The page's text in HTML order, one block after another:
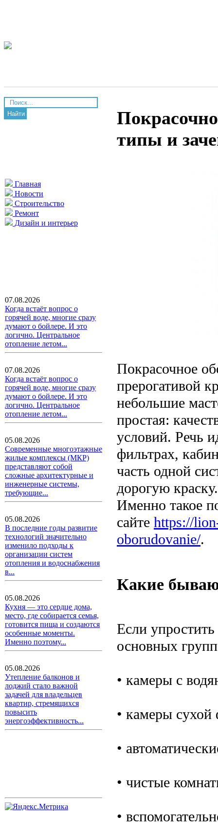
Найти
Главная
Новости
Строительство
Ремонт
Дизайн и интерьер
07.08.2026
Когда встаёт вопрос о
горячей воде, многие сразу
думают о бойлере. И это
логично. Центральное
отопление летом...
07.08.2026
Когда встаёт вопрос о
горячей воде, многие сразу
думают о бойлере. И это
логично. Центральное
отопление летом...
05.08.2026
Современные многоэтажные
жилые комплексы (МКР)
представляют собой
сложные архитектурные и
инженерные системы,
требующие...
05.08.2026
В последние годы развитие
технологий значительно
изменило подходы к
организации систем
отопления и водоснабжения
в...
05.08.2026
Кухня — это сердце дома,
место, где собирается семья,
готовится пища и создаются
особенные моменты.
Именно поэтому...
05.08.2026
Утепление балконов и
лоджий стало важной
задачей для владельцев
квартир, стремящихся
повысить
энергоэффективность...
типы и
Покрасочное
прерогативой
небольшие
простая:
условий. Речь
фильтрах,
часть одной
дорогую
Именно такое
сайте https://
oborudovanie/.
Какие
Если
основных
• камеры с
• камеры сухой
•
• чистые
•